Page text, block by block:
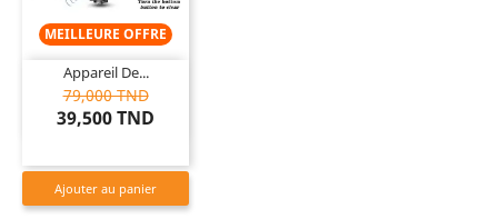
MEILLEURE OFFRE
Appareil De...
79,000 TND
39,500 TND
Ajouter au panier